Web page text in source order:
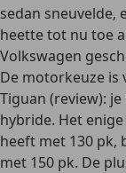
sedan sneuvelde,
heette tot nu toe
Volkswagen
De motorkeuze is
Tiguan (review):
hybride. Het
heeft met 130 pk,
met 150 pk. De